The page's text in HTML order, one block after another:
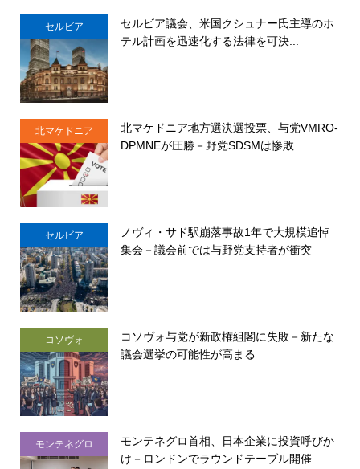
セルビア
セルビア議会、米国クシュナー氏主導のホ
テル計画を迅速化する法律を可決...
北マケドニア
北マケドニア地方選決選投票、与党VMRO-
DPMNEが圧勝－野党SDSMは惨敗
セルビア
ノヴィ・サド駅崩落事故1年で大規模追悼
集会－議会前では与野党支持者が衝突
コソヴォ
コソヴォ与党が新政権組閣に失敗－新たな
議会選挙の可能性が高まる
モンテネグロ
モンテネグロ首相、日本企業に投資呼びか
け－ロンドンでラウンドテーブル開催